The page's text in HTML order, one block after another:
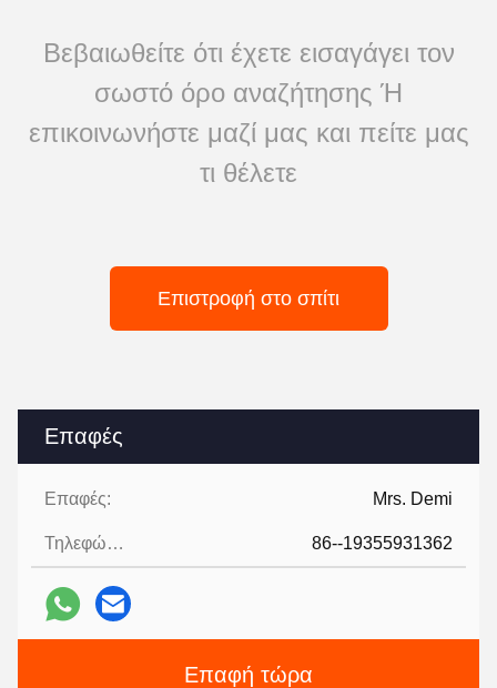
Επαφές
Επαφές: Mrs. Demi
Τηλεφώνημα: 86--19355931362
Επαφή τώρα
Βεβαιωθείτε ότι έχετε εισαγάγει τον
σωστό όρο αναζήτησης Ή
επικοινωνήστε μαζί μας και πείτε μας
τι θέλετε
Επιστροφή στο σπίτι